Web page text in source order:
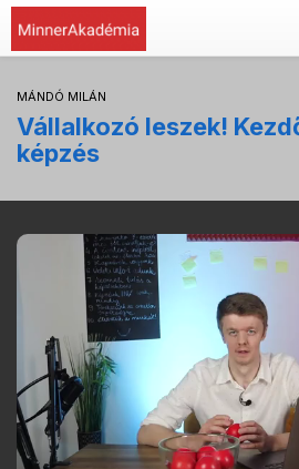
MÁNDÓ MILÁN
Vállalkozó leszek!
képzés